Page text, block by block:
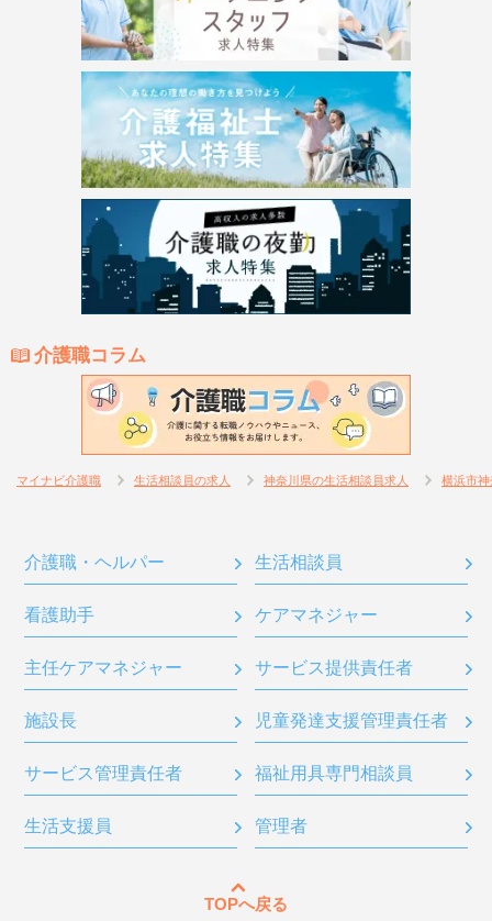
介護職コラム
マイナビ介護職 生活相談員の求人 神奈川県の生活相談員求人 横浜市
介護職・ヘルパー 生活相談員
看護助手 ケアマネジャー
主任ケアマネジャー サービス提供責任者
施設長 児童発達支援管理責任者
サービス管理責任者 福祉用具専門相談員
生活支援員 管理者
TOPへ戻る